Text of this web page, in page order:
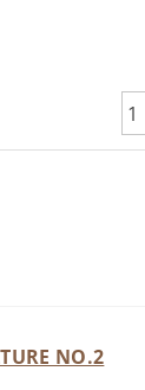
NO.2